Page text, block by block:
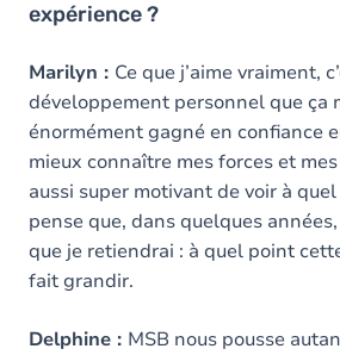
expérience ?
Marilyn : Ce que j’aime vraiment,
développement personnel que ça
énormément gagné en confiance
mieux connaître mes forces et
aussi super motivant de voir à
pense que, dans quelques années,
que je retiendrai : à quel point
fait grandir.
Delphine : MSB nous pousse